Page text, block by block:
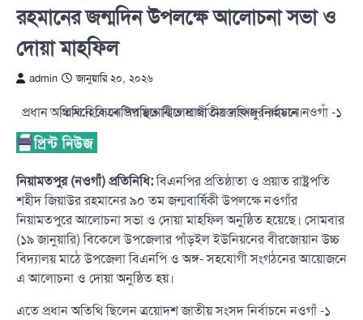
রহমানের জন্মদিন উপলক্ষে আলোচনা সভা ও
দোয়া মাহফিল
admin জানুয়ারি ২০, ২০২৬
প্রধান অতিথি হিসেবে উপস্থিত ছিলেন জাতীয় সংসদ নির্বাচনে নওগাঁ -১ আসনে বিএনপির মনোনীত প্রার্থী মোস্তাফিজুর রহমান।
নিয়ামতপুর (নওগাঁ) প্রতিনিধি:বিএনপির প্রতিষ্ঠাতা ও প্রয়াত রাষ্ট্রপতি
শহীদ জিয়াউর রহমানের ৯০ তম জন্মবার্ষিকী উপলক্ষে নওগাঁর
নিয়ামতপুরে আলোচনা সভা ও দোয়া মাহফিল অনুষ্ঠিত হয়েছে। সোমবার
(১৯ জানুয়ারি) বিকেলে উপজেলার পাঁড়ইল ইউনিয়নের বীরজোয়ান উচ্চ
বিদ্যালয় মাঠে উপজেলা বিএনপি ও অঙ্গ- সহযোগী সংগঠনের আয়োজনে
এ আলোচনা ও দোয়া অনুষ্ঠিত হয়।
এতে প্রধান অতিথি ছিলেন ত্রয়োদশ জাতীয় সংসদ নির্বাচনে নওগাঁ -১